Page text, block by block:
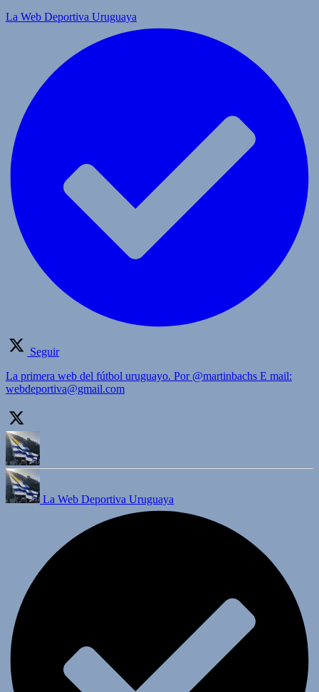
La Web Deportiva Uruguaya
Seguir
La primera web del fútbol uruguayo. Por @martinbachs E mail:
webdeportiva@gmail.com
La Web Deportiva Uruguaya